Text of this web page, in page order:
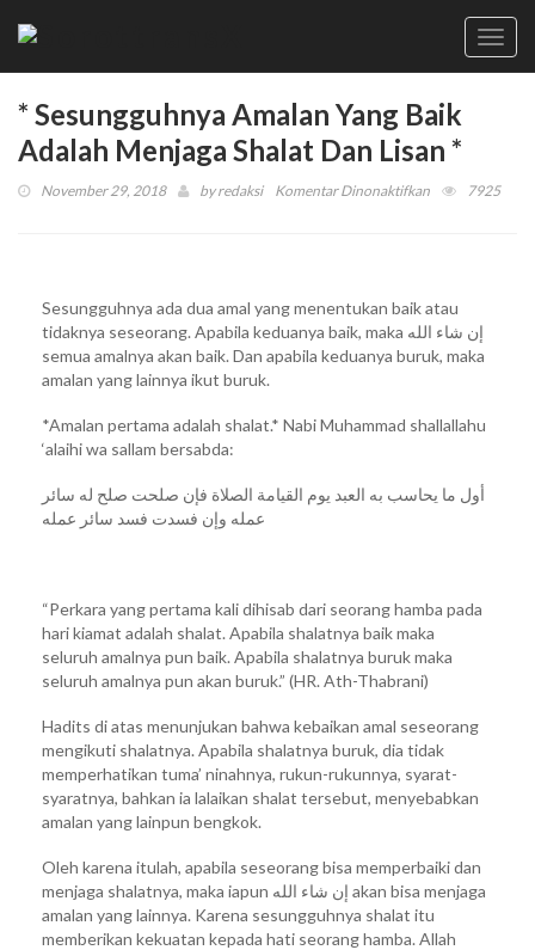
* Sesungguhnya Amalan Yang Baik
Adalah Menjaga Shalat Dan Lisan *
November 29, 2018 byredaksi Komentar Dinonaktifkanpada
Baik
Adalah
Menjaga
Lisan
7925
Sesungguhnya ada dua amal yang menentukan baik atau
tidaknya seseorang. Apabila keduanya baik, maka إن شاء الله
semua amalnya akan baik. Dan apabila keduanya buruk, maka
amalan yang lainnya ikut buruk.
*Amalan pertama adalah shalat.* Nabi Muhammad shallallahu
‘alaihi wa sallam bersabda:
أول ما يحاسب به العبد يوم القيامة الصلاة فإن صلحت صلح له سائر
عمله وإن فسدت فسد سائر عمله
“Perkara yang pertama kali dihisab dari seorang hamba pada
hari kiamat adalah shalat. Apabila shalatnya baik maka
seluruh amalnya pun baik. Apabila shalatnya buruk maka
seluruh amalnya pun akan buruk.” (HR. Ath-Thabrani)
Hadits di atas menunjukan bahwa kebaikan amal seseorang
mengikuti shalatnya. Apabila shalatnya buruk, dia tidak
memperhatikan tuma’ ninahnya, rukun-rukunnya, syarat-
syaratnya, bahkan ia lalaikan shalat tersebut, menyebabkan
amalan yang lainpun bengkok.
Oleh karena itulah, apabila seseorang bisa memperbaiki dan
menjaga shalatnya, maka iapun إن شاء الله akan bisa menjaga
amalan yang lainnya. Karena sesungguhnya shalat itu
memberikan kekuatan kepada hati seorang hamba. Allah